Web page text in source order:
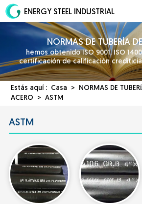
ENERGY STEEL INDUSTRIAL
NORMAS DE TUBERÍA
hemos obtenido ISO 9001, ISO
certificación de calificación crediticia
Estás aquí : Casa > NORMAS DE
ACERO >ASTM
ASTM